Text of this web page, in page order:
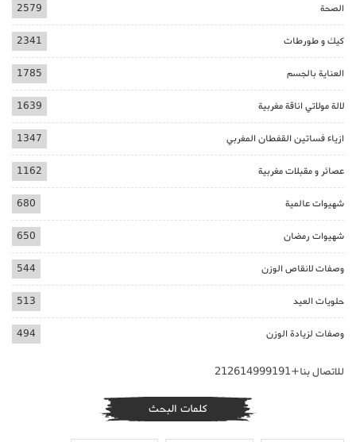
الصحة 2579
كيك و طورطات 2341
العناية بالجسم 1785
لالة مولاتي اناقة مغربية 1639
ازياء فساتين القفطان المغربي 1347
عصائر و مقبلات مغربية 1162
شهيوات عالمية 680
شهيوات رمضان 650
وصفات لانقاص الوزن 544
حلويات العيد 513
وصفات لزيادة الوزن 494
للاتصال بنا+212614999191
كلمات البحث